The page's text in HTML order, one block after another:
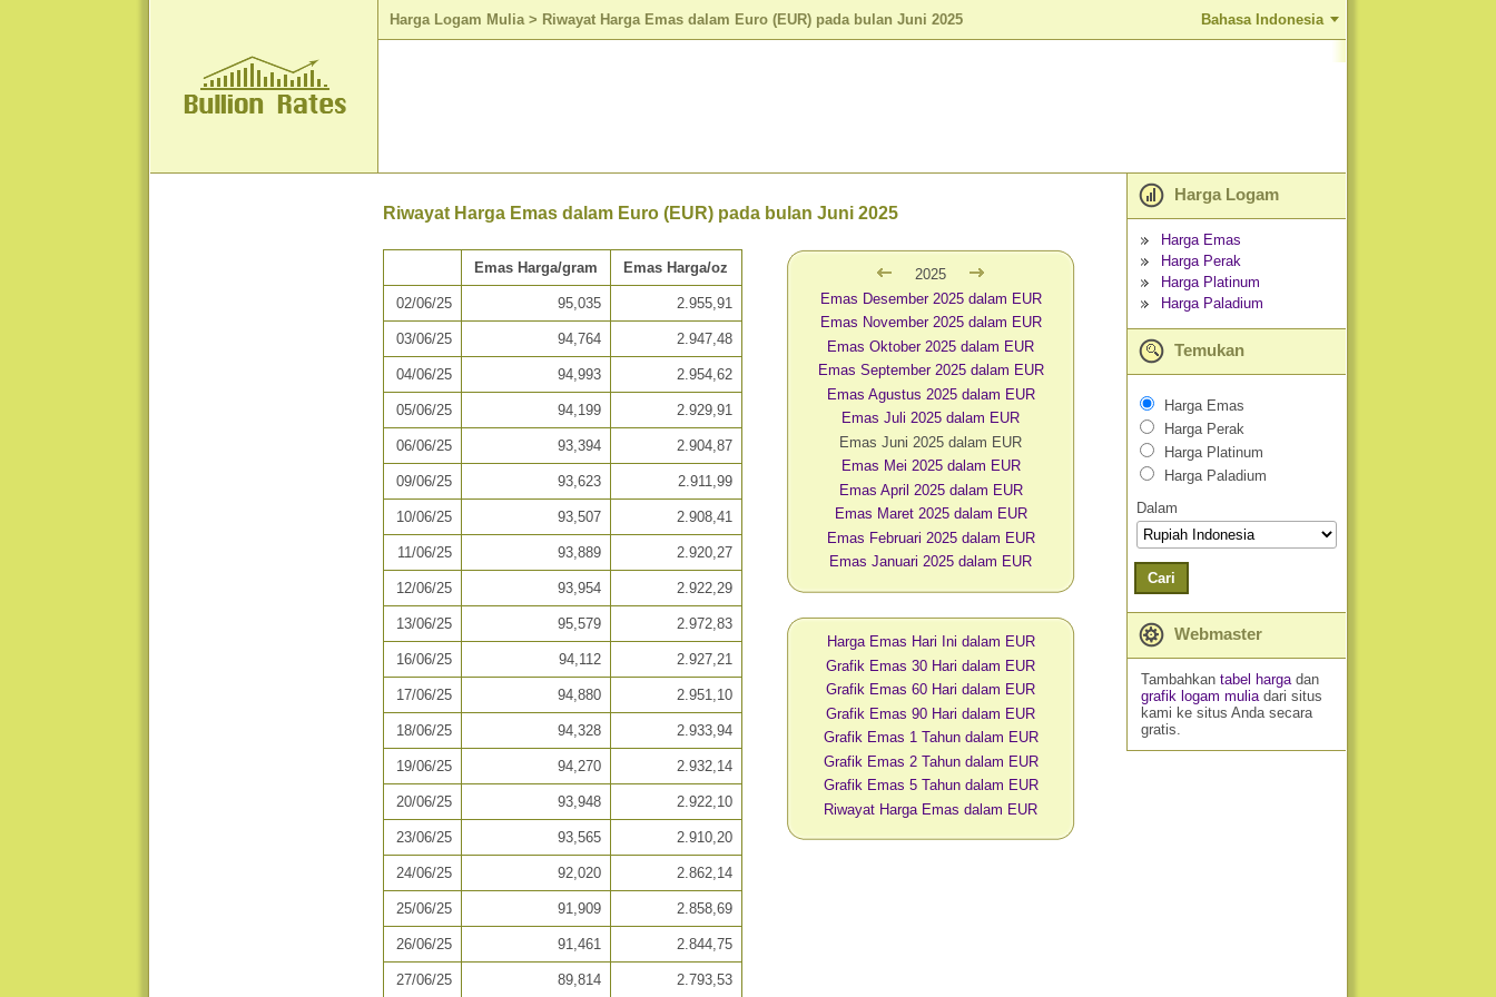
Harga Logam Mulia > Riwayat Harga Emas dalam Euro (EUR) pada bulan Juni 2025 Bahasa Indonesia
Riwayat Harga Emas dalam Euro (EUR) pada bulan Juni 2025
Emas Harga/gram Emas Harga/oz
02/06/25 95,035 2.955,91
03/06/25 94,764 2.947,48
04/06/25 94,993 2.954,62
05/06/25 94,199 2.929,91
06/06/25 93,394 2.904,87
09/06/25 93,623 2.911,99
10/06/25 93,507 2.908,41
11/06/25 93,889 2.920,27
12/06/25 93,954 2.922,29
13/06/25 95,579 2.972,83
16/06/25 94,112 2.927,21
17/06/25 94,880 2.951,10
18/06/25 94,328 2.933,94
19/06/25 94,270 2.932,14
20/06/25 93,948 2.922,10
23/06/25 93,565 2.910,20
24/06/25 92,020 2.862,14
25/06/25 91,909 2.858,69
26/06/25 91,461 2.844,75
27/06/25 89,814 2.793,53
2025
Emas Desember 2025 dalam EUR
Emas November 2025 dalam EUR
Emas Oktober 2025 dalam EUR
Emas September 2025 dalam EUR
Emas Agustus 2025 dalam EUR
Emas Juli 2025 dalam EUR
Emas Juni 2025 dalam EUR
Emas Mei 2025 dalam EUR
Emas April 2025 dalam EUR
Emas Maret 2025 dalam EUR
Emas Februari 2025 dalam EUR
Emas Januari 2025 dalam EUR
Harga Emas Hari Ini dalam EUR
Grafik Emas 30 Hari dalam EUR
Grafik Emas 60 Hari dalam EUR
Grafik Emas 90 Hari dalam EUR
Grafik Emas 1 Tahun dalam EUR
Grafik Emas 2 Tahun dalam EUR
Grafik Emas 5 Tahun dalam EUR
Riwayat Harga Emas dalam EUR
Harga Logam
Harga Emas
Harga Perak
Harga Platinum
Harga Paladium
Temukan
Harga Emas
Harga Perak
Harga Platinum
Harga Paladium
Dalam
Cari
Webmaster
Tambahkan tabel hargadan
grafik logam muliadari situs
kami ke situs Anda secara
gratis.